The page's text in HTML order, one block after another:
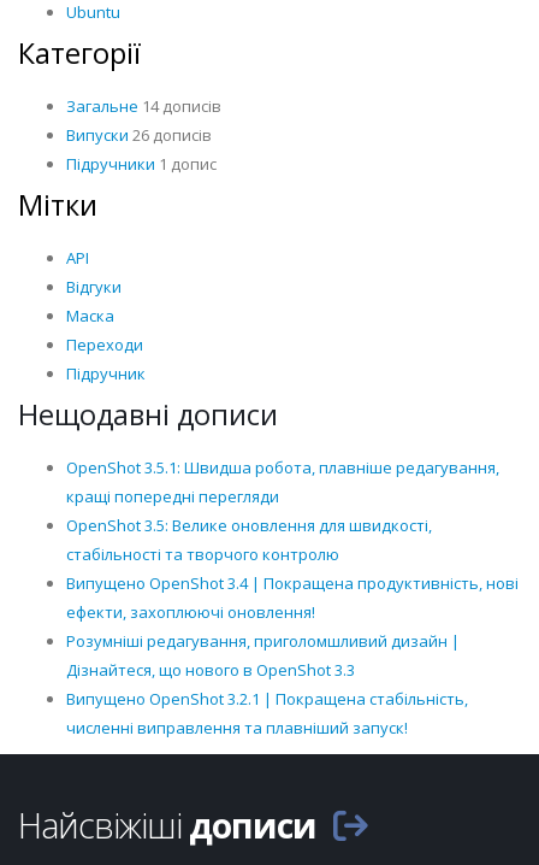
Ubuntu
Категорії
Загальне 14 дописів
Випуски 26 дописів
Підручники 1 допис
Мітки
API
Відгуки
Маска
Переходи
Підручник
Нещодавні дописи
OpenShot 3.5.1: Швидша робота, плавніше редагування,
кращі попередні перегляди
OpenShot 3.5: Велике оновлення для швидкості,
стабільності та творчого контролю
Випущено OpenShot 3.4 | Покращена продуктивність, нові
ефекти, захоплюючі оновлення!
Розумніші редагування, приголомшливий дизайн |
Дізнайтеся, що нового в OpenShot 3.3
Випущено OpenShot 3.2.1 | Покращена стабільність,
численні виправлення та плавніший запуск!
Найсвіжішідописи